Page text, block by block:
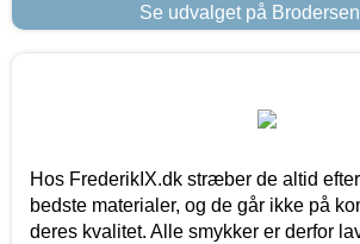
Se udvalget på
Hos FrederikIX.dk stræber de altid
bedste materialer, og de går ikke på
deres kvalitet. Alle smykker er derfor